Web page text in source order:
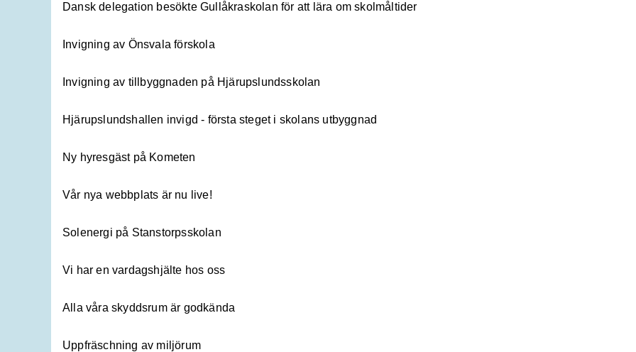
Dansk delegation besökte Gullåkraskolan för att lära om skolmåltider
Invigning av Önsvala förskola
Invigning av tillbyggnaden på Hjärupslundsskolan
Hjärupslundshallen invigd - första steget i skolans utbyggnad
Ny hyresgäst på Kometen
Vår nya webbplats är nu live!
Solenergi på Stanstorpsskolan
Vi har en vardagshjälte hos oss
Alla våra skyddsrum är godkända
Uppfräschning av miljörum